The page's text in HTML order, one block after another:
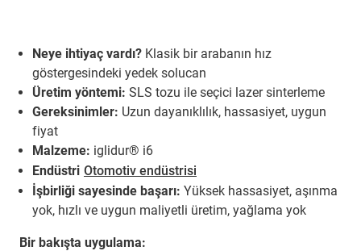
Neye ihtiyaç vardı? Klasik bir arabanın hız
göstergesindeki yedek solucan
Üretim yöntemi: SLS tozu ile seçici lazer sinterleme
Gereksinimler: Uzun dayanıklılık, hassasiyet, uygun
fiyat
Malzeme: iglidur® i6
Endüstri Otomotiv endüstrisi
İşbirliği sayesinde başarı: Yüksek hassasiyet, aşınma
yok, hızlı ve uygun maliyetli üretim, yağlama yok
Bir bakışta uygulama: